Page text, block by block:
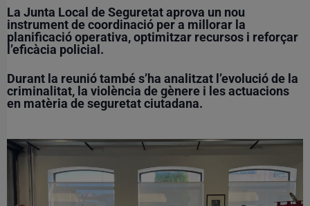
La Junta Local de Seguretat aprova un nou
instrument de coordinació per a millorar la
planificació operativa, optimitzar recursos i reforçar
l’eficàcia policial.
Durant la reunió també s’ha analitzat l’evolució de la
criminalitat, la violència de gènere i les actuacions
en matèria de seguretat ciutadana.